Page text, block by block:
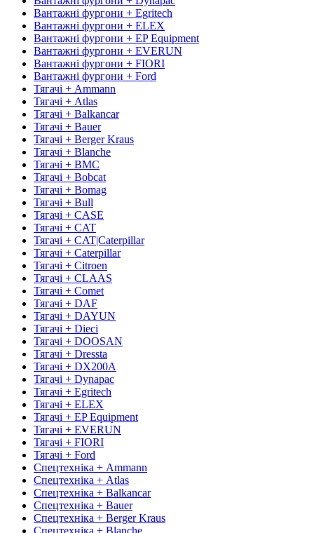
Вантажні фургони + Egritech
Вантажні фургони + ELEX
Вантажні фургони + EP Equipment
Вантажні фургони + EVERUN
Вантажні фургони + FIORI
Вантажні фургони + Ford
Тягачі + Ammann
Тягачі + Atlas
Тягачі + Balkancar
Тягачі + Bauer
Тягачі + Berger Kraus
Тягачі + Blanche
Тягачі + BMC
Тягачі + Bobcat
Тягачі + Bomag
Тягачі + Bull
Тягачі + CASE
Тягачі + CAT
Тягачі + CAT|Caterpillar
Тягачі + Caterpillar
Тягачі + Citroen
Тягачі + CLAAS
Тягачі + Comet
Тягачі + DAF
Тягачі + DAYUN
Тягачі + Dieci
Тягачі + DOOSAN
Тягачі + Dressta
Тягачі + DX200A
Тягачі + Dynapac
Тягачі + Egritech
Тягачі + ELEX
Тягачі + EP Equipment
Тягачі + EVERUN
Тягачі + FIORI
Тягачі + Ford
Спецтехніка + Ammann
Спецтехніка + Atlas
Спецтехніка + Balkancar
Спецтехніка + Bauer
Спецтехніка + Berger Kraus
Спецтехніка + Blanche